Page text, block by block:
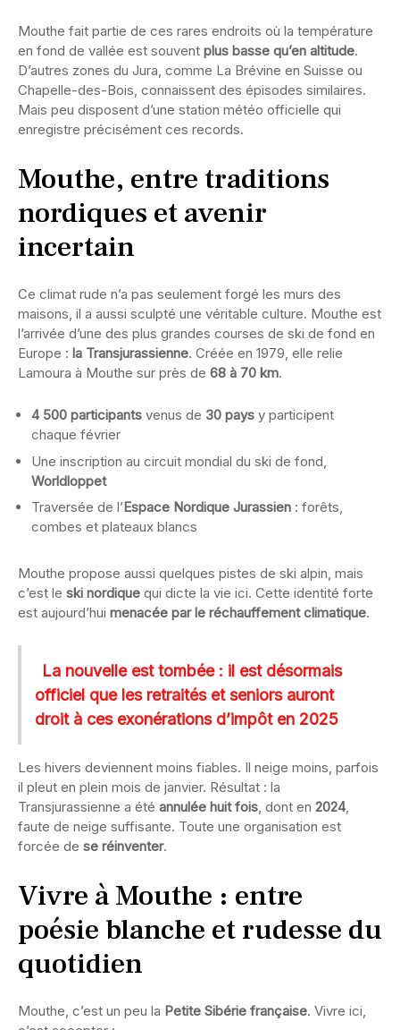
Mouthe fait partie de ces rares endroits où la température
en fond de vallée est souvent plus basse qu’en altitude.
D’autres zones du Jura, comme La Brévine en Suisse ou
Chapelle-des-Bois, connaissent des épisodes similaires.
Mais peu disposent d’une station météo officielle qui
enregistre précisément ces records.
Mouthe, entre traditions
nordiques et avenir
incertain
Ce climat rude n’a pas seulement forgé les murs des
maisons, il a aussi sculpté une véritable culture. Mouthe est
l’arrivée d’une des plus grandes courses de ski de fond en
Europe : la Transjurassienne. Créée en 1979, elle relie
Lamoura à Mouthe sur près de 68 à 70 km.
4 500 participants venus de 30 pays y participent
chaque février
Une inscription au circuit mondial du ski de fond,
Worldloppet
Traversée de l’Espace Nordique Jurassien : forêts,
combes et plateaux blancs
Mouthe propose aussi quelques pistes de ski alpin, mais
c’est le ski nordique qui dicte la vie ici. Cette identité forte
est aujourd’hui menacée par le réchauffement climatique.
La nouvelle est tombée : il est désormais
officiel que les retraités et seniors auront
droit à ces exonérations d’impôt en 2025
Les hivers deviennent moins fiables. Il neige moins, parfois
il pleut en plein mois de janvier. Résultat : la
Transjurassienne a été annulée huit fois, dont en 2024,
faute de neige suffisante. Toute une organisation est
forcée de se réinventer.
Vivre à Mouthe : entre
poésie blanche et rudesse du
quotidien
Mouthe, c’est un peu la Petite Sibérie française. Vivre ici,